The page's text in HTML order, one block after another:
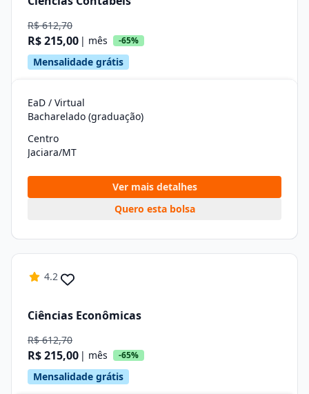
R$ 612,70
R$ 215,00 | mês -65%
Mensalidade grátis
EaD / Virtual
Bacharelado (graduação)
Centro
Jaciara/MT
Ver mais detalhes
Quero esta bolsa
4.2
Ciências Econômicas
R$ 612,70
R$ 215,00 | mês -65%
Mensalidade grátis